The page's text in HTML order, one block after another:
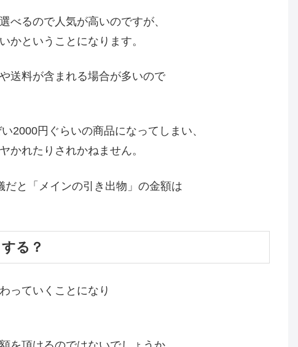
べるので人気が高いのですが、
かということになります。
送料が含まれる場合が多いので
2000円ぐらいの商品になってしまい、
かれたりされかねません。
と「メインの引き出物」の金額は
る？
っていくことになり